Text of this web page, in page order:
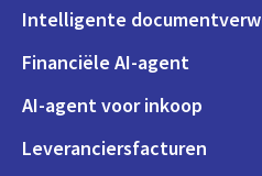
Intelligente
Financiële AI-agent
AI-agent voor inkoop
Leveranciersfacturen